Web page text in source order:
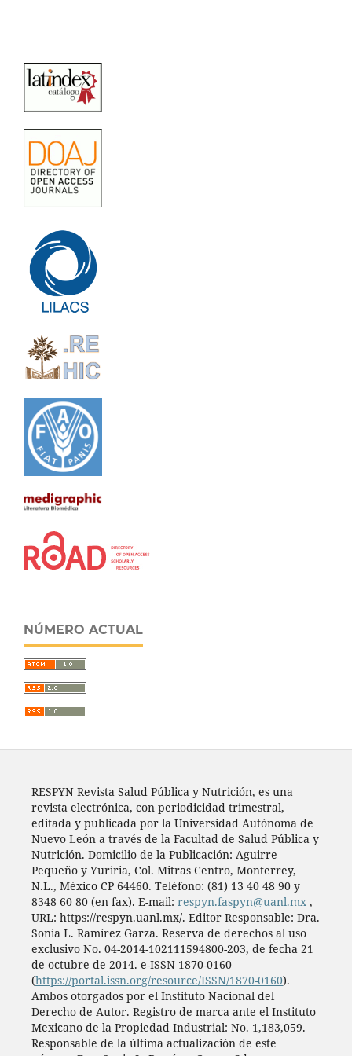
NÚMERO ACTUAL
RESPYN Revista Salud Pública y Nutrición, es una
revista electrónica, con periodicidad trimestral,
editada y publicada por la Universidad Autónoma de
Nuevo León a través de la Facultad de Salud Pública y
Nutrición. Domicilio de la Publicación: Aguirre
Pequeño y Yuriria, Col. Mitras Centro, Monterrey,
N.L., México CP 64460. Teléfono: (81) 13 40 48 90 y
8348 60 80 (en fax). E-mail: respyn.faspyn@uanl.mx,
URL: https://respyn.uanl.mx/. Editor Responsable: Dra.
Sonia L. Ramírez Garza. Reserva de derechos al uso
exclusivo No. 04-2014-102111594800-203, de fecha 21
de octubre de 2014. e-ISSN 1870-0160
(https://portal.issn.org/resource/ISSN/1870-0160).
Ambos otorgados por el Instituto Nacional del
Derecho de Autor. Registro de marca ante el Instituto
Mexicano de la Propiedad Industrial: No. 1,183,059.
Responsable de la última actualización de este